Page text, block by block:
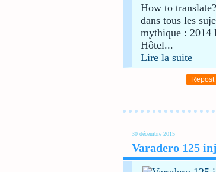
How to
dans tous les
mythique : 2014
Hôtel...
Lire la suite
Repost
30 décembre 2015
Varadero 125